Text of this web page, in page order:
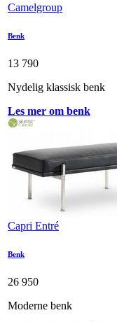
Camelgroup
Benk
13 790
Nydelig klassisk benk
Les mer om benk
Capri Entré
Benk
26 950
Moderne benk